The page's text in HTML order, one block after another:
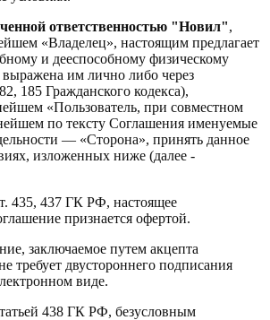
ответственностью "Новил",
«Владелец», настоящим предлагает
и дееспособному физическому
выражена им лично либо через
185 Гражданского кодекса),
«Пользователь, при совместном
по тексту Соглашения именуемые
— «Сторона», принять данное
изложенных ниже (далее -
435, 437 ГК РФ, настоящее
признается офертой.
заключаемое путем акцепта
требует двустороннего подписания
виде.
438 ГК РФ, безусловным